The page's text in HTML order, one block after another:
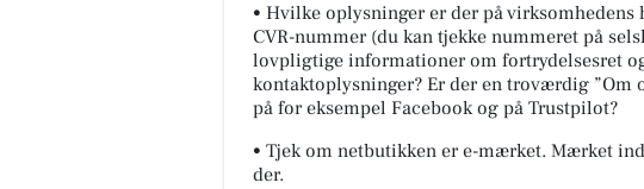
• Hvilke oplysninger er der på virksomhedens
CVR-nummer (du kan tjekke nummeret på
lovpligtige informationer om fortrydelsesret
kontaktoplysninger? Er der en troværdig ”Om
på for eksempel Facebook og på Trustpilot?
• Tjek om netbutikken er e-mærket. Mærket
der.